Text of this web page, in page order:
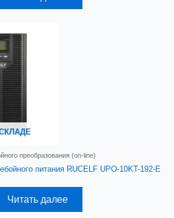
преобразования (on-line)
питания RUCELF UPO-10KT-192-E
Читать далее